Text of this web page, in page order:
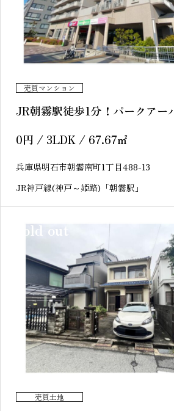
売買マンション
JR朝霧駅徒歩1分！パークア
0円 / 3LDK / 67.67㎡
兵庫県明石市朝霧南町1丁目488-13
JR神戸線(神戸～姫路)「朝霧駅」
sold out
売買土地